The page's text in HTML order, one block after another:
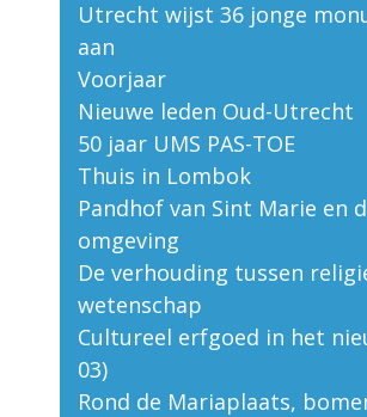
Utrecht wijst 36 jonge
aan
Voorjaar
Nieuwe leden Oud-Utrecht
50 jaar UMS PAS-TOE
Thuis in Lombok
Pandhof van Sint Marie en
omgeving
De verhouding tussen
wetenschap
Cultureel erfgoed in het
03)
Rond de Mariaplaats,